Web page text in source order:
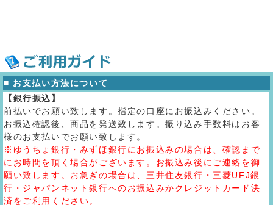
■ お支払い方法について
【銀行振込】
前払いでお願い致します。指定の口座にお振込みください。
お振込確認後、商品を発送致します。振り込み手数料はお客
様のお支払いでお願い致します。
※ゆうちょ銀行・みずほ銀行にお振込みの場合は、確認まで
にお時間を頂く場合がございます。お振込み後にご連絡を御
願い致します。お急ぎの場合は、三井住友銀行・三菱UFJ銀
行・ジャパンネット銀行へのお振込みかクレジットカード決
済をご利用ください。